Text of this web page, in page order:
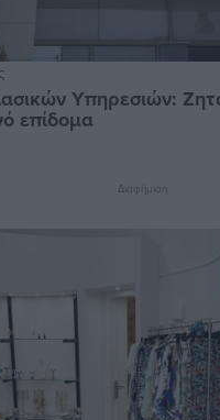
Υπηρεσιών:
επίδομα
Διαφήμιση